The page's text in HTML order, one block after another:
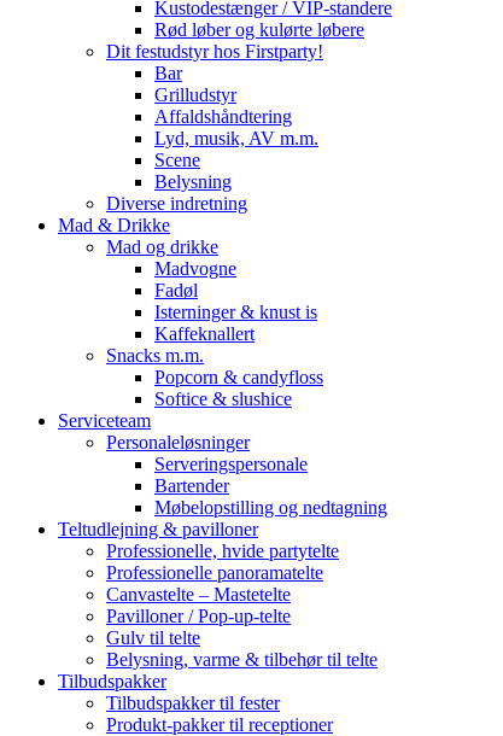
Kustodestænger / VIP-standere
Rød løber og kulørte løbere
Dit festudstyr hos Firstparty!
Bar
Grilludstyr
Affaldshåndtering
Lyd, musik, AV m.m.
Scene
Belysning
Diverse indretning
Mad & Drikke
Mad og drikke
Madvogne
Fadøl
Isterninger & knust is
Kaffeknallert
Snacks m.m.
Popcorn & candyfloss
Softice & slushice
Serviceteam
Personaleløsninger
Serveringspersonale
Bartender
Møbelopstilling og nedtagning
Teltudlejning & pavilloner
Professionelle, hvide partytelte
Professionelle panoramatelte
Canvastelte – Mastetelte
Pavilloner / Pop-up-telte
Gulv til telte
Belysning, varme & tilbehør til telte
Tilbudspakker
Tilbudspakker til fester
Produkt-pakker til receptioner